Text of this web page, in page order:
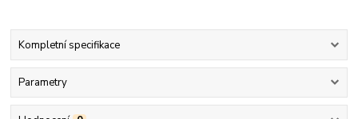
Kompletní specifikace
Parametry